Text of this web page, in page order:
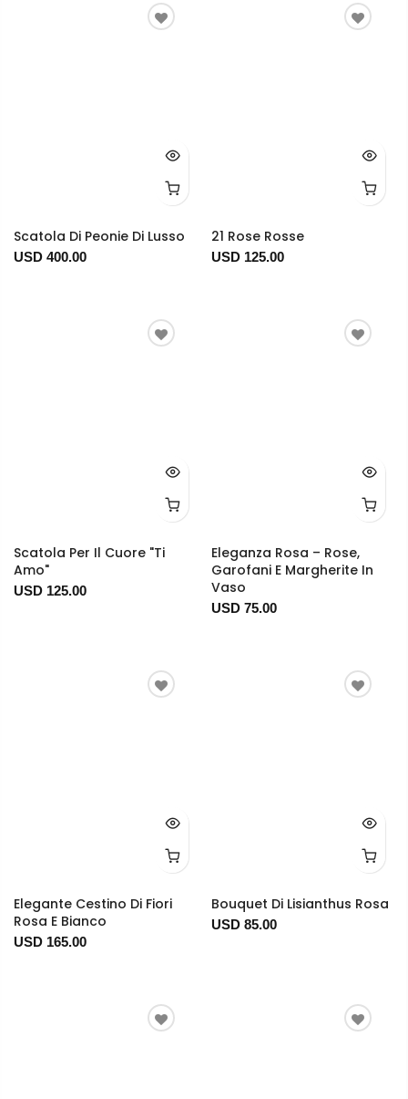
Scatola Di Peonie Di Lusso
USD 400.00
21 Rose Rosse
USD 125.00
Scatola Per Il Cuore "Ti
Amo"
USD 125.00
Eleganza Rosa – Rose,
Garofani E Margherite In
Vaso
USD 75.00
Elegante Cestino Di Fiori
Rosa E Bianco
USD 165.00
Bouquet Di Lisianthus Rosa
USD 85.00